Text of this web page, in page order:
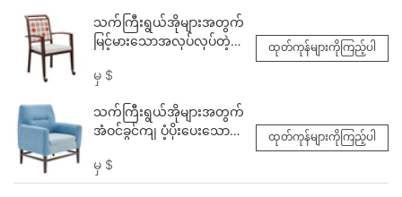
သက်ကြီးရွယ်အိုများအတွက်
မြင့်မားသောအလုပ်လုပ်တဲ့
လက်ကားလ်လက်ကား
မှ $
ထုတ်ကုန်များကိုကြည့်ပါ
သက်ကြီးရွယ်အိုများအတွက်
အံဝင်ခွင်ကျ ပံ့ပိုးပေးသော
မှ $
ထုတ်ကုန်များကိုကြည့်ပါ